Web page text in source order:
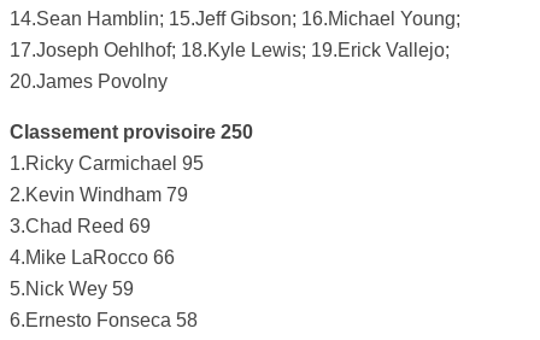
14.Sean Hamblin; 15.Jeff Gibson; 16.Michael Young;
17.Joseph Oehlhof; 18.Kyle Lewis; 19.Erick Vallejo;
20.James Povolny
Classement provisoire 250
1.Ricky Carmichael 95
2.Kevin Windham 79
3.Chad Reed 69
4.Mike LaRocco 66
5.Nick Wey 59
6.Ernesto Fonseca 58